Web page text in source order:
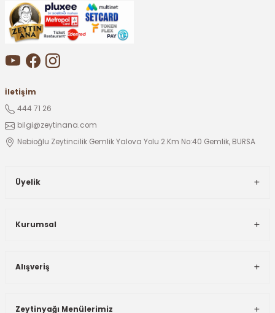
İletişim
444 71 26
bilgi@zeytinana.com
Nebioğlu Zeytincilik Gemlik Yalova Yolu 2.Km No:40 Gemlik, BURSA
Üyelik
Kurumsal
Alışveriş
Zeytinyağı Menülerimiz